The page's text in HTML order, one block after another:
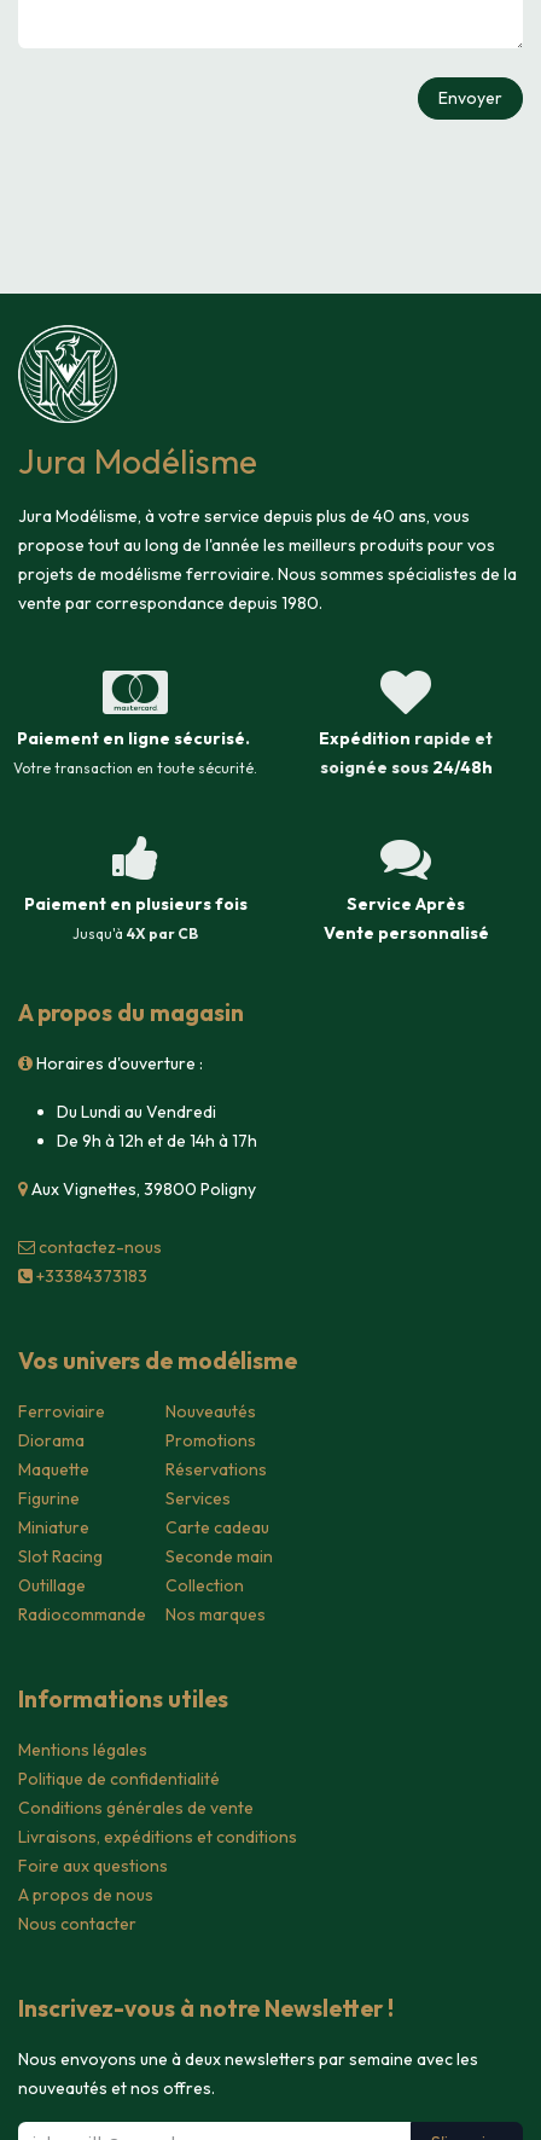
Envoyer
Jura Modélisme
Jura Modélisme, à votre service depuis plus de 40 ans, vous
propose tout au long de l'année les meilleurs produits pour vos
projets de modélisme ferroviaire. Nous sommes spécialistes de la
vente par correspondance depuis 1980.
Paiement en ligne sécurisé.
Votre transaction en toute sécurité.
Expédition rapide et
soignée sous 24/48h
Paiement en plusieurs fois
Jusqu'à 4X par CB
Service Après
Vente personnalisé
A propos du magasin
Horaires d'ouverture :
Du Lundi au Vendredi
De 9h à 12h et de 14h à 17h
Aux Vignettes, 39800 Poligny
contacte​z-nous
+33384373183
Vos univers de modélisme
Ferroviaire
Diorama
Maquette
Figurine
Miniature
Slot Racing
Outillage
Radiocommande
Nouveautés
Promotions
Réservations
Services
Carte cadeau
Seconde main
Collection
Nos marques
Informations utiles
Mentions légales
Politique de confidentialité
Conditions générales de vente
Livraisons, expéditions et conditions
Foire aux questions
A propos de nous
Nous contacter
Inscrivez-vous à notre Newsletter !
Nous envoyons une à deux newsletters par semaine avec les
nouveautés et nos offres.